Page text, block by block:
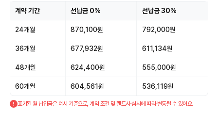
계약 기간 선납금 0% 선납금 30%
24개월 870,100원 792,000원
36개월 677,932원 611,134원
48개월 624,400원 555,000원
60개월 604,561원 536,119원
표기된 월 납입금은 예시 기준으로, 계약 조건 및 렌트사 심사에 따라 변동될 수 있어요.